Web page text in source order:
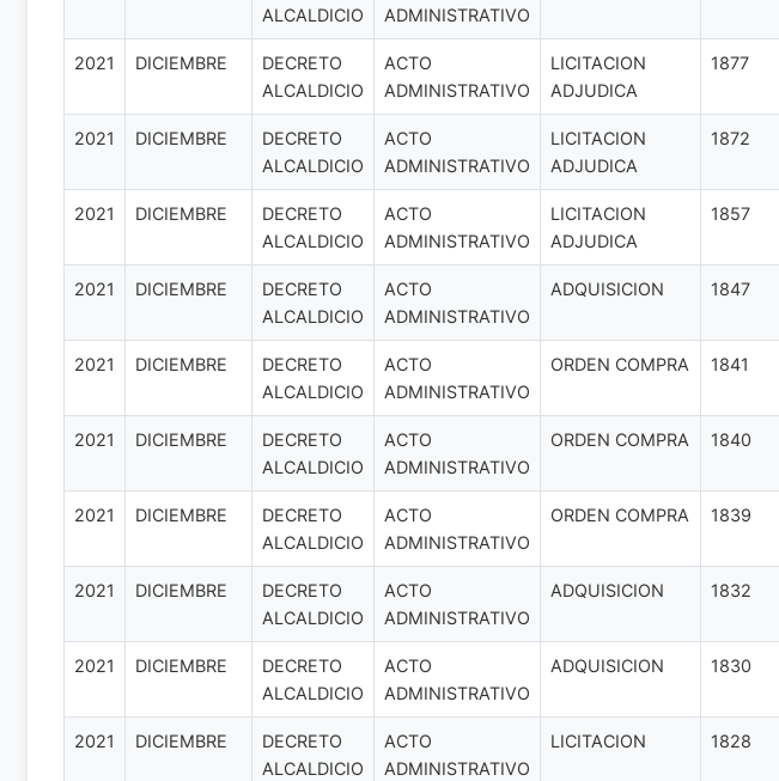
ALCALDICIO
ADMINISTRATIVO
2021 DICIEMBRE
DECRETO
ALCALDICIO
ACTO
ADMINISTRATIVO
LICITACION
ADJUDICA
1877
2021 DICIEMBRE
DECRETO
ALCALDICIO
ACTO
ADMINISTRATIVO
LICITACION
ADJUDICA
1872
2021 DICIEMBRE
DECRETO
ALCALDICIO
ACTO
ADMINISTRATIVO
LICITACION
ADJUDICA
1857
2021 DICIEMBRE
DECRETO
ALCALDICIO
ACTO
ADMINISTRATIVO
ADQUISICION 1847
2021 DICIEMBRE
DECRETO
ALCALDICIO
ACTO
ADMINISTRATIVO
ORDEN COMPRA 1841
2021 DICIEMBRE
DECRETO
ALCALDICIO
ACTO
ADMINISTRATIVO
ORDEN COMPRA 1840
2021 DICIEMBRE
DECRETO
ALCALDICIO
ACTO
ADMINISTRATIVO
ORDEN COMPRA 1839
2021 DICIEMBRE
DECRETO
ALCALDICIO
ACTO
ADMINISTRATIVO
ADQUISICION 1832
2021 DICIEMBRE
DECRETO
ALCALDICIO
ACTO
ADMINISTRATIVO
ADQUISICION 1830
2021 DICIEMBRE
DECRETO
ALCALDICIO
ACTO
ADMINISTRATIVO
LICITACION 1828